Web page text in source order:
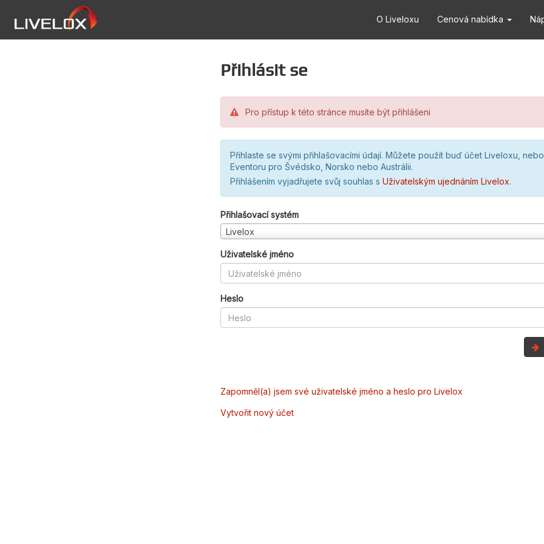
O Liveloxu Cenová nabídka
Přihlásit se
Pro přístup k této stránce musíte být přihlášeni
Přihlaste se svými přihlašovacími údají. Můžete použít buď účet Liveloxu,
Eventoru pro Švédsko, Norsko nebo Austrálii.
Přihlášením vyjadřujete svůj souhlas s Uživatelským ujednáním Livelox.
Přihlašovací systém
Livelox
Uživatelské jméno
Heslo
Zapomněl(a) jsem své uživatelské jméno a heslo pro Livelox
Vytvořit nový účet